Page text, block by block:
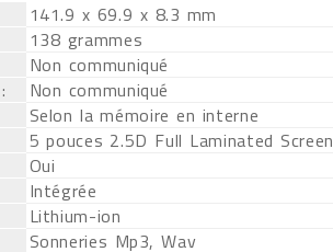
141.9 x 69.9 x 8.3 mm
138 grammes
Non communiqué
Non communiqué
Selon la mémoire en interne
5 pouces 2.5D Full Laminated Screen
Oui
Intégrée
Lithium-ion
Sonneries Mp3, Wav